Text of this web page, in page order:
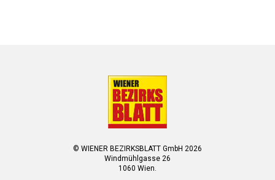
© WIENER BEZIRKSBLATT GmbH 2026
Windmühlgasse 26
1060 Wien.